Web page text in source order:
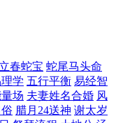
春蛇宝 蛇尾马头命
学 五行平衡 易经智
场 夫妻姓名合婚 风
腊月24送神 谢太岁